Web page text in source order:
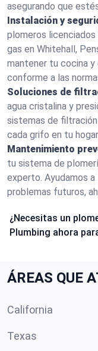
asegurando que
Instalación y
plomeros licenciados
gas en Whitehall,
mantener tu cocina
conforme a las
Soluciones de
agua cristalina y
sistemas de filtración
cada grifo en tu
Mantenimiento
tu sistema de
experto. Ayudamos
problemas futuros,
¿Necesitas un
Plumbing ahora
ÁREAS QUE
California
Texas